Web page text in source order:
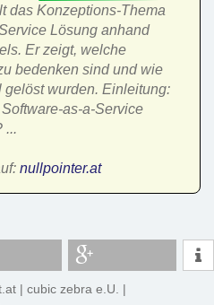
das Konzeptions-Thema
Lösung anhand
Er zeigt, welche
bedenken sind und wie
gelöst wurden. Einleitung:
as-a-Service
...
nullpointer.at
|cubic zebra e.U.
|